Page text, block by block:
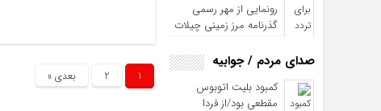
رونمایی از مهر رسمی
گذرنامه مرز زمینی چیلات
صدای مردم / جوابیه
کمبود بلیت اتوبوس
مقطعی بود/از فردا
1
2 بعدی »